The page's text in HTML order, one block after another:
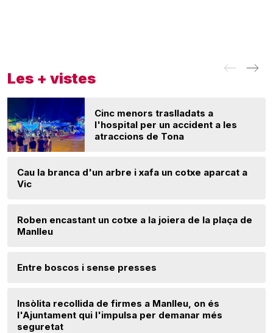
Les + vistes
Cinc menors traslladats a
l'hospital per un accident a les
atraccions de Tona
Cau la branca d'un arbre i xafa un cotxe aparcat a
Vic
Roben encastant un cotxe a la joiera de la plaça de
Manlleu
Entre boscos i sense presses
Insòlita recollida de firmes a Manlleu, on és
l'Ajuntament qui l'impulsa per demanar més
seguretat